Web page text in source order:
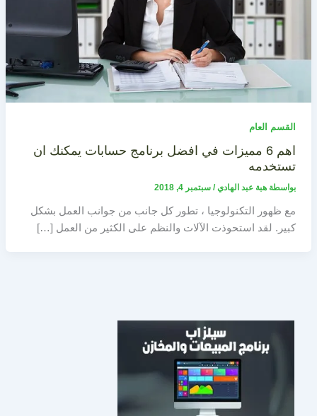
القسم العام
اهم 6 مميزات في افضل برنامج حسابات يمكنك ان
تستخدمه
بواسطة هبة عبد الهادي/ سبتمبر 4, 2018
مع ظهور التكنولوجيا ، تطور كل جانب من جوانب العمل بشكل
كبير. لقد استحوذت الآلات والنظم على الكثير من العمل […]